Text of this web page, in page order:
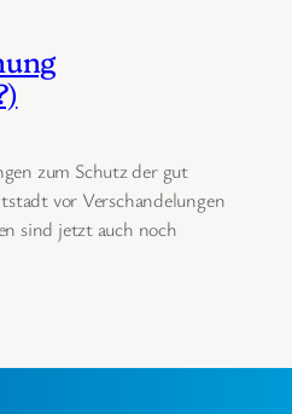
zum Schutz der gut
vor Verschandelungen
sind jetzt auch noch